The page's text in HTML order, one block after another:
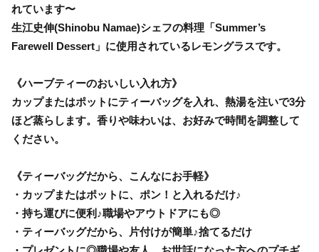
れています〜
生江史伸(Shinobu Namae)シェフの料理「Summer’s
Farewell Dessert」に使用されているレモングラスです。
《ハーブティーのおいしい入れ方》
カップまたはポットにティーバッグを入れ、熱湯を注いで3分
ほど蒸らします。香りや味わいは、お好みで時間を調整して
ください。
《ティーバッグだから、こんなにお手軽》
・カップまたはポットに、ポン！と入れるだけ♪
・持ち運びに便利♪職場やアウトドアにも◎
・ティーバッグだから、片付けが簡単♪捨てるだけ